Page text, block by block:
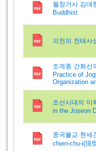
월창거사 김대
Buddhist
의천의 천태사
조계종 간화선
Practice of
Organization
조선시대의 미
in the Joseon
중국불교 현세
chien-chu-i(現